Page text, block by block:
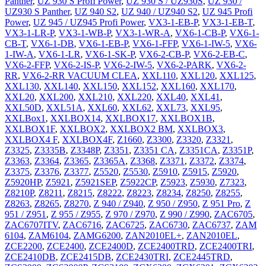
UZ930 S Panther, UZ 940 S2, UZ 940 / UZ940 S2, UZ 945 Profi
Power, UZ 945 / UZ945 Profi Power, VX3-1-EB-P, VX3-1-EB-T,
VX3-1-LR-P, VX3-1-WB-P, VX3-1-WR-A, VX6-1-CB-P, VX6-1-
CB-T, VX6-1-DB, VX6-1-EB-P, VX6-1-FFP, VX6-1-IW-5, VX6-
1-IW-A, VX6-1-LR, VX6-1-SK-P, VX6-2-CB-P, VX6-2-EB-C,
VX6-2-FFP, VX6-2-IS-P, VX6-2-IW-5, VX6-2-PARK, VX6-2-
RR, VX6-2-RR VACUUM CLEA, XXL110, XXL120, XXL125,
XXL130, XXL140, XXL150, XXL152, XXL160, XXL170,
XXL20, XXL200, XXL210, XXL220, XXL40, XXL41 ,
XXL50D, XXL51A, XXL60, XXL62, XXL73, XXL95,
XXLBox1 , XXLBOX14, XXLBOX17, XXLBOX1B,
XXLBOX1F, XXLBOX2, XXLBOX2 BM, XXLBOX3,
XXLBOX4 F, XXLBOX4F, Z1660, Z3300, Z3320, Z3321 ,
Z3325, Z3335B, Z3348P, Z3351 , Z3351 CA, Z3351CA, Z3351P,
Z3363, Z3364, Z3365, Z3365A, Z3368, Z3371 , Z3372, Z3374,
Z3375, Z3376, Z3377, Z5520, Z5530, Z5910, Z5915, Z5920,
Z5920HP, Z5921 , Z5921SEP, Z5922CP, Z5923, Z5930, Z7323,
Z8210P, Z8211 , Z8215, Z8222, Z8223, Z8234, Z8250, Z8255,
Z8263, Z8265, Z8270, Z 940 / Z940, Z 950 / Z950, Z 951 Pro, Z
951 / Z951 , Z 955 / Z955, Z 970 / Z970, Z 990 / Z990, ZAC6705,
ZAC6707ITV, ZAC6716, ZAC6725, ZAC6730, ZAC6737, ZAM
6104, ZAM6104, ZAMG6200, ZAN2010EL+, ZAN2010EL,
ZCE2200, ZCE2400, ZCE2400D, ZCE2400TRD, ZCE2400TRI,
ZCE2410DB, ZCE2415DB, ZCE2430TRI, ZCE2445TRD,